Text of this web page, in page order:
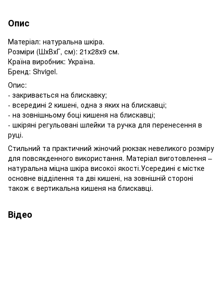
Опис
Матеріал: натуральна шкіра.
Розміри (ШхВхГ, см): 21х28х9 см.
Країна виробник: Україна.
Бренд: Shvigel.
Опис:
- закривається на блискавку;
- всередині 2 кишені, одна з яких на блискавці;
- на зовнішньому боці кишеня на блискавці;
- шкіряні регульовані шлейки та ручка для перенесення в
руці.
Стильний та практичний жіночий рюкзак невеликого розміру
для повсякденного використання. Матеріал виготовлення –
натуральна міцна шкіра високої якості.Усередині є містке
основне відділення та дві кишені, на зовнішній стороні
також є вертикальна кишеня на блискавці.
Відео